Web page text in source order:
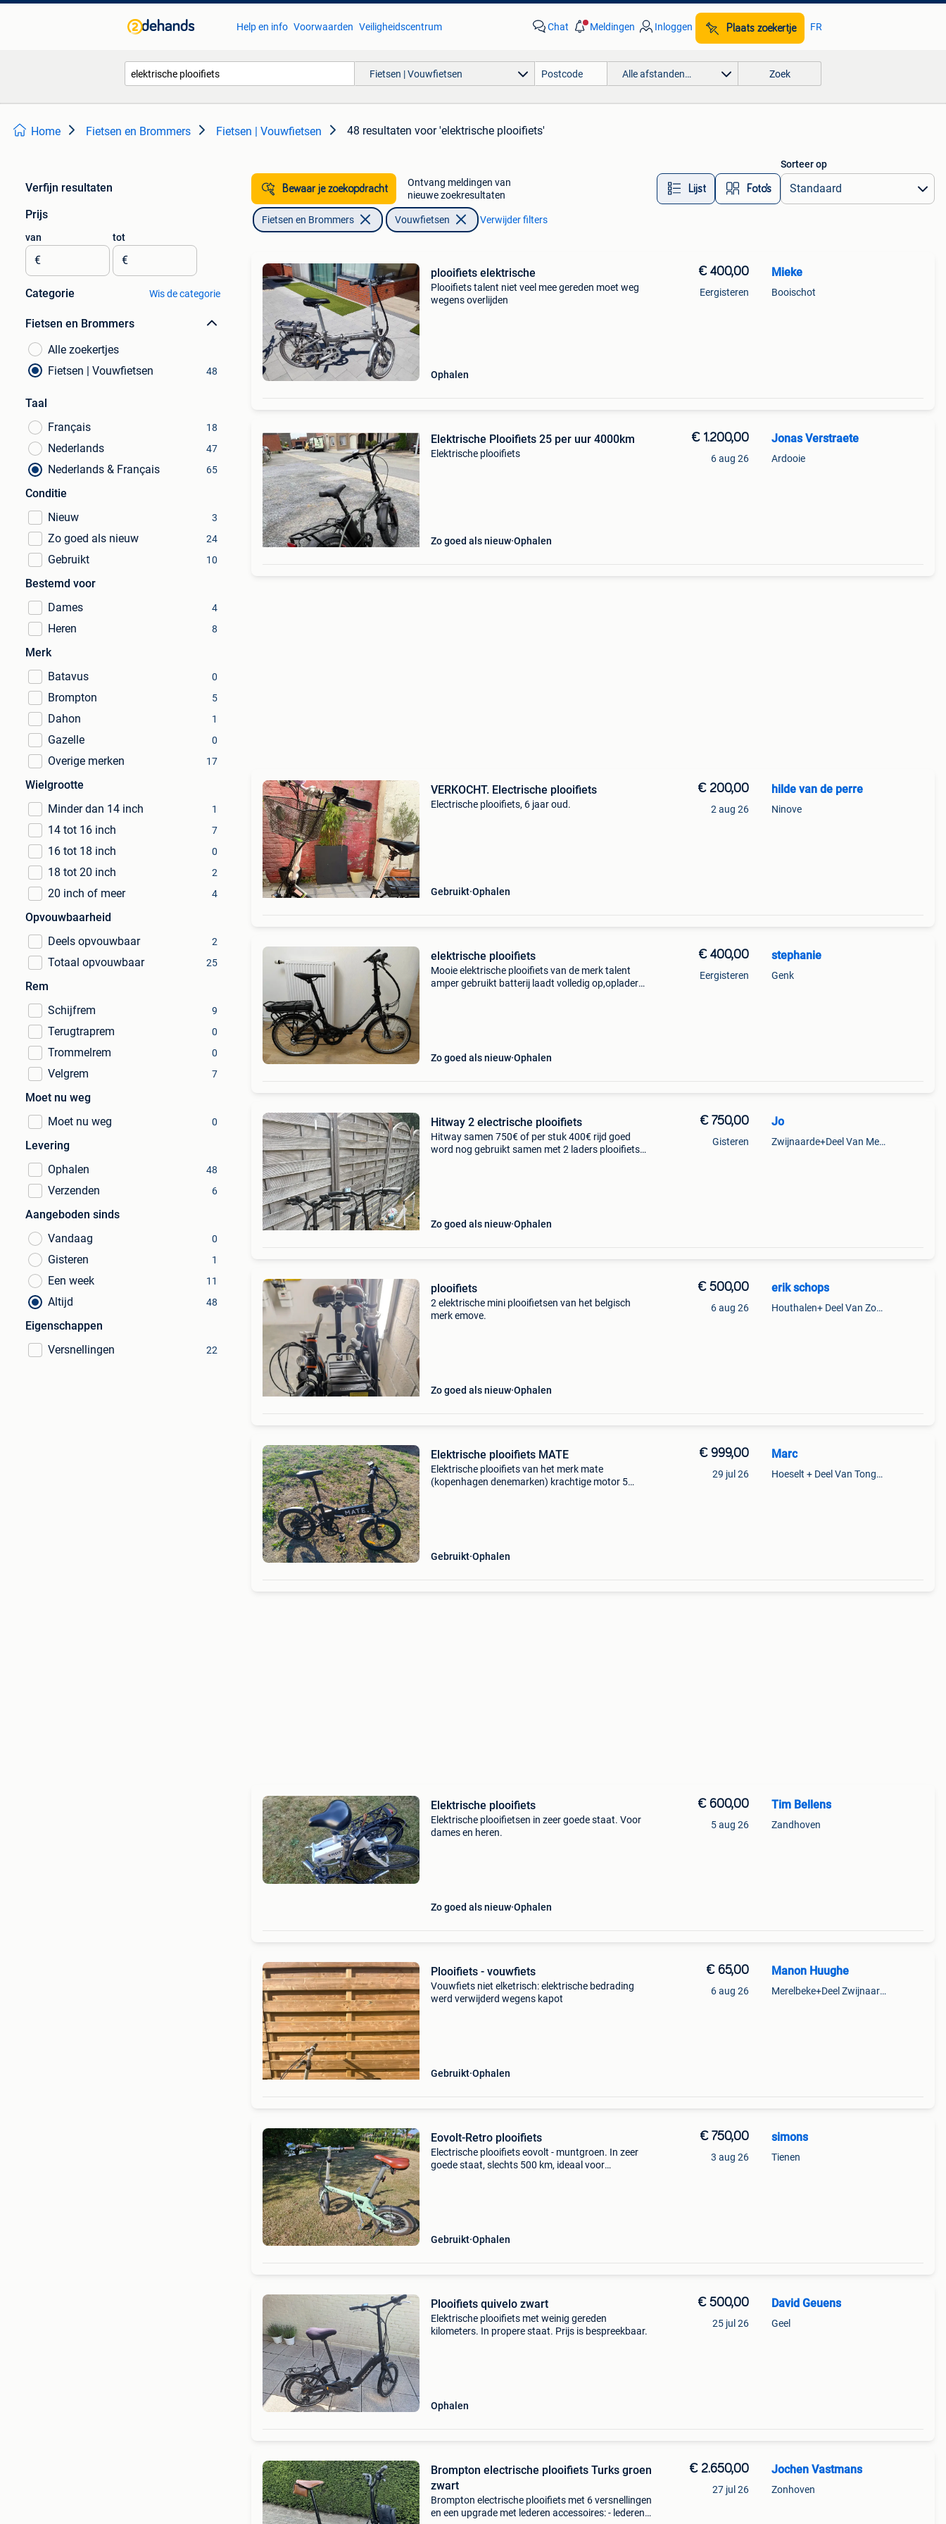
Help en info Voorwaarden Veiligheidscentrum Chat Meldingen Inloggen Plaats zoekertje FR
Fietsen | Vouwfietsen Alle afstanden… Zoek
Home Fietsen en Brommers Fietsen | Vouwfietsen 48 resultaten voor 'elektrische plooifiets'
Verfijn resultaten
Prijs
van
€
tot
€
Categorie Wis de categorie
Fietsen en Brommers
Alle zoekertjes
Fietsen | Vouwfietsen
48
Taal
Français
18
Nederlands 47
Nederlands & Français 65
Conditie
Nieuw
3
Zo goed als nieuw 24
Gebruikt 10
Bestemd voor
Dames
4
Heren 8
Merk
Batavus
0
Brompton 5
Dahon 1
Gazelle 0
Overige merken 17
Wielgrootte
Minder dan 14 inch
1
14 tot 16 inch 7
16 tot 18 inch 0
18 tot 20 inch 2
20 inch of meer 4
Opvouwbaarheid
Deels opvouwbaar
2
Totaal opvouwbaar 25
Rem
Schijfrem
9
Terugtraprem 0
Trommelrem 0
Velgrem 7
Moet nu weg
Moet nu weg
0
Levering
Ophalen
48
Verzenden 6
Aangeboden sinds
Vandaag
0
Gisteren 1
Een week 11
Altijd 48
Eigenschappen
Versnellingen
22
Bewaar je zoekopdracht
Ontvang meldingen van
nieuwe zoekresultaten
Lijst Foto’s
Sorteer op
Fietsen en Brommers Vouwfietsen Verwijder filters
plooifiets elektrische
Plooifiets talent niet veel mee gereden moet weg
wegens overlijden
Ophalen
€ 400,00
Eergisteren
Mieke
Booischot
Elektrische Plooifiets 25 per uur 4000km
Elektrische plooifiets
Zo goed als nieuw Ophalen
€ 1.200,00
6 aug 26
Jonas Verstraete
Ardooie
VERKOCHT. Electrische plooifiets
Electrische plooifiets, 6 jaar oud.
Gebruikt Ophalen
€ 200,00
2 aug 26
hilde van de perre
Ninove
elektrische plooifiets
Mooie elektrische plooifiets van de merk talent
amper gebruikt batterij laadt volledig op,oplader
Zo goed als nieuw Ophalen
€ 400,00
Eergisteren
stephanie
Genk
Hitway 2 electrische plooifiets
Hitway samen 750€ of per stuk 400€ rijd goed
word nog gebruikt samen met 2 laders plooifiets
Zo goed als nieuw Ophalen
€ 750,00
Gisteren
Jo
Zwijnaarde+Deel Van Merelbeke
plooifiets
2 elektrische mini plooifietsen van het belgisch
merk emove.
Zo goed als nieuw Ophalen
€ 500,00
6 aug 26
erik schops
Houthalen+ Deel Van Zonhoven En Zolder
Elektrische plooifiets MATE
Elektrische plooifiets van het merk mate
(kopenhagen denemarken) krachtige motor 5
Gebruikt Ophalen
€ 999,00
29 jul 26
Marc
Hoeselt + Deel Van Tongeren
Elektrische plooifiets
Elektrische plooifietsen in zeer goede staat. Voor
dames en heren.
Zo goed als nieuw Ophalen
€ 600,00
5 aug 26
Tim Bellens
Zandhoven
Plooifiets - vouwfiets
Vouwfiets niet elketrisch: elektrische bedrading
werd verwijderd wegens kapot
Gebruikt Ophalen
€ 65,00
6 aug 26
Manon Huughe
Merelbeke+Deel Zwijnaarde
Eovolt-Retro plooifiets
Electrische plooifiets eovolt - muntgroen. In zeer
goede staat, slechts 500 km, ideaal voor
Gebruikt Ophalen
€ 750,00
3 aug 26
simons
Tienen
Plooifiets quivelo zwart
Elektrische plooifiets met weinig gereden
kilometers. In propere staat. Prijs is bespreekbaar.
Ophalen
€ 500,00
25 jul 26
David Geuens
Geel
Brompton electrische plooifiets Turks groen
zwart
Brompton electrische plooifiets met 6 versnellingen
en een upgrade met lederen accessoires: - lederen
€ 2.650,00
27 jul 26
Jochen Vastmans
Zonhoven